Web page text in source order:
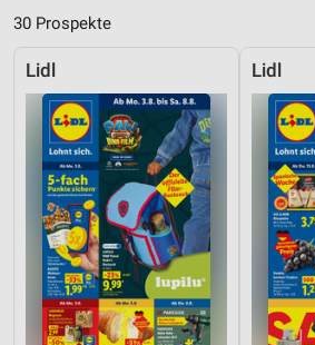
30 Prospekte
Lidl Lidl